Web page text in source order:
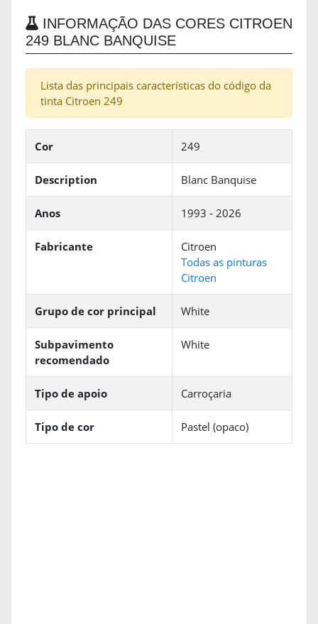
INFORMAÇÃO DAS CORES CITROEN
249 BLANC BANQUISE
Lista das principais características do código da
tinta Citroen 249
Cor 249
Description Blanc Banquise
Anos 1993 - 2026
Fabricante
Citroen
Todas as pinturas
Citroen
Grupo de cor principal White
Subpavimento
recomendado
White
Tipo de apoio Carroçaria
Tipo de cor Pastel (opaco)